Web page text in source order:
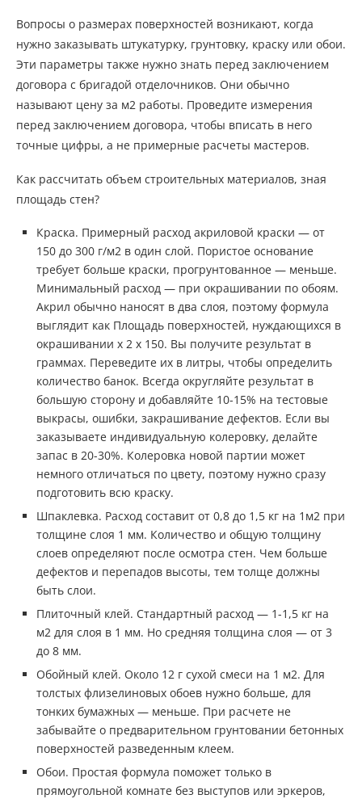
Вопросы о размерах поверхностей возникают, когда
нужно заказывать штукатурку, грунтовку, краску или обои.
Эти параметры также нужно знать перед заключением
договора с бригадой отделочников. Они обычно
называют цену за м2 работы. Проведите измерения
перед заключением договора, чтобы вписать в него
точные цифры, а не примерные расчеты мастеров.
Как рассчитать объем строительных материалов, зная
площадь стен?
Краска. Примерный расход акриловой краски — от
150 до 300 г/м2 в один слой. Пористое основание
требует больше краски, прогрунтованное — меньше.
Минимальный расход — при окрашивании по обоям.
Акрил обычно наносят в два слоя, поэтому формула
выглядит как Площадь поверхностей, нуждающихся в
окрашивании х 2 х 150. Вы получите результат в
граммах. Переведите их в литры, чтобы определить
количество банок. Всегда округляйте результат в
большую сторону и добавляйте 10-15% на тестовые
выкрасы, ошибки, закрашивание дефектов. Если вы
заказываете индивидуальную колеровку, делайте
запас в 20-30%. Колеровка новой партии может
немного отличаться по цвету, поэтому нужно сразу
подготовить всю краску.
Шпаклевка. Расход составит от 0,8 до 1,5 кг на 1м2 при
толщине слоя 1 мм. Количество и общую толщину
слоев определяют после осмотра стен. Чем больше
дефектов и перепадов высоты, тем толще должны
быть слои.
Плиточный клей. Стандартный расход — 1-1,5 кг на
м2 для слоя в 1 мм. Но средняя толщина слоя — от 3
до 8 мм.
Обойный клей. Около 12 г сухой смеси на 1 м2. Для
толстых флизелиновых обоев нужно больше, для
тонких бумажных — меньше. При расчете не
забывайте о предварительном грунтовании бетонных
поверхностей разведенным клеем.
Обои. Простая формула поможет только в
прямоугольной комнате без выступов или эркеров,